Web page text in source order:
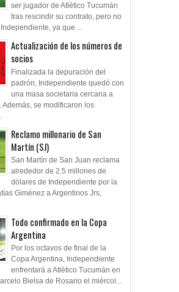
ser jugador de Atlético Tucumán
tras rescindir su contrato, pero no
ya que ...
Actualización de los números de
socios
Finalizada la depuración del
padrón, Independiente quedó con
una masa societaria cercana a
Además, se modificaron los
Reclamo millonario de San
Martín (SJ)
San Martín de San Juan reclama
alrededor de 2.5 millones de
dólares de Independiente por la
Giménez a Argentinos Jrs,
Todo confirmado en la Copa
Argentina
Por los octavos de final de la
Copa Argentina, Independiente
enfrentará a Atlético Tucumán en
Bielsa de Rosario el miércol...